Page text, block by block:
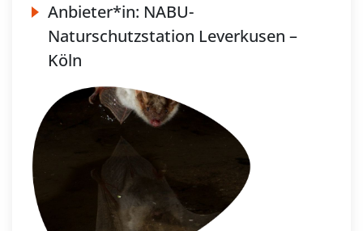
Anbieter*in: NABU-
Naturschutzstation Leverkusen –
Köln